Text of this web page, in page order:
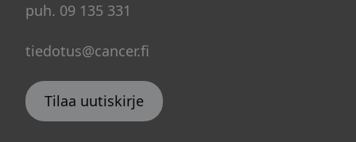
puh. 09 135 331
tiedotus@cancer.fi
Tilaa uutiskirje